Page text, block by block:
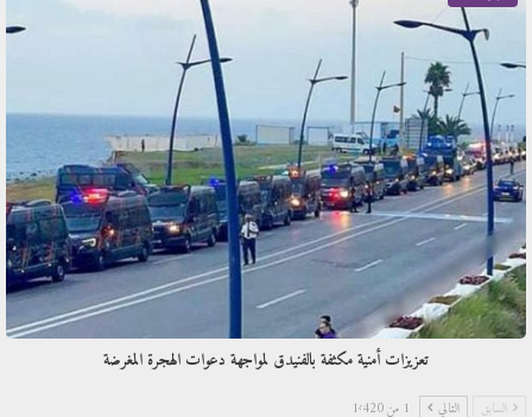
تعزيزات أمنية مكثفة بالفنيدق لمواجهة دعوات الهجرة المغرضة
السابق التالي 1 من 1٬420